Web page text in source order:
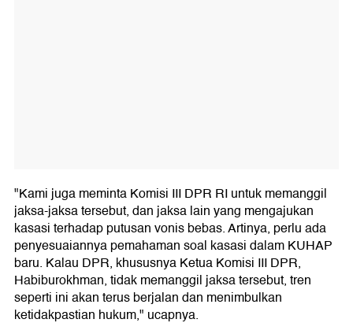
"Kami juga meminta Komisi III DPR RI untuk memanggil
jaksa-jaksa tersebut, dan jaksa lain yang mengajukan
kasasi terhadap putusan vonis bebas. Artinya, perlu ada
penyesuaiannya pemahaman soal kasasi dalam KUHAP
baru. Kalau DPR, khususnya Ketua Komisi III DPR,
Habiburokhman, tidak memanggil jaksa tersebut, tren
seperti ini akan terus berjalan dan menimbulkan
ketidakpastian hukum," ucapnya.